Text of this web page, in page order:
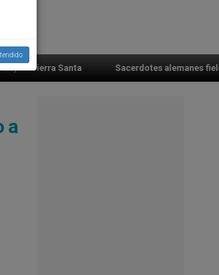
Sacerdotes alemanes fieles al Papa contestan
a